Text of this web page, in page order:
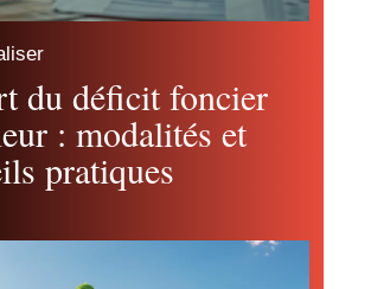
du déficit foncier
: modalités et
pratiques